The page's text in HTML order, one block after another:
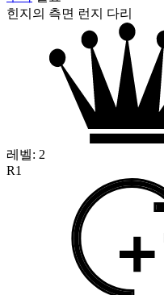
힌지의 측면 런지 다리
레벨: 2
R1